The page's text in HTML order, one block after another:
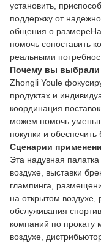
установить,
поддержку от
общения о
помочь сопоставить
реальными
Почему вы
Zhongli Youle
продуктах и
координация
можем помочь
покупки и
Сценарии
Эта надувная
воздухе, выставки
глампинга,
на открытом воздухе,
обслуживания
компаний по прокату
воздухе,